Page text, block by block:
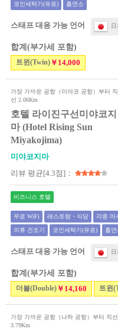
코인세탁기(유료) 흡연소
스태프 대응 가능 언어
합계(부가세 포함)
트윈(Twin)￥14,000
가장 가까운 공항（미야코 공항）부터 직
선 2.06Km
호텔 라이진구선미야코지
마 (Hotel Rising Sun
Miyakojima)
미야코지마
리뷰 평균[4.3점]：
비즈니스 호텔
무료 WiFi 레스토랑・식당 각종 마
의류 건조기 코인세탁기(유료) 흡연
스태프 대응 가능 언어
합계(부가세 포함)
더블(Double)￥14,160 트윈
가장 가까운 공항（나하 공항）부터 직선
3.79Km